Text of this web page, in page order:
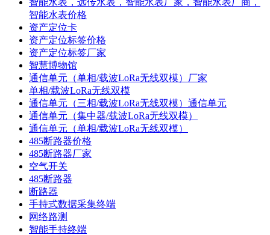
智能水表，远传水表，智能水表厂家，智能水表厂商，
智能水表价格
资产定位卡
资产定位标签价格
资产定位标签厂家
智慧博物馆
通信单元（单相/载波LoRa无线双模）厂家
单相/载波LoRa无线双模
通信单元（三相/载波LoRa无线双模）通信单元
通信单元（集中器/载波LoRa无线双模）
通信单元（单相/载波LoRa无线双模）
485断路器价格
485断路器厂家
空气开关
485断路器
断路器
手持式数据采集终端
网络路测
智能手持终端